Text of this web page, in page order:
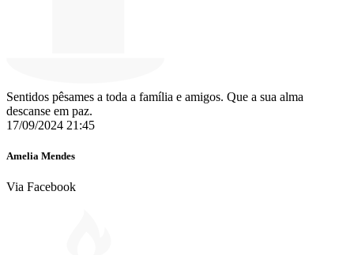
Sentidos pêsames a toda a família e amigos. Que a sua alma
descanse em paz.
17/09/2024 21:45
Amelia Mendes
Via Facebook